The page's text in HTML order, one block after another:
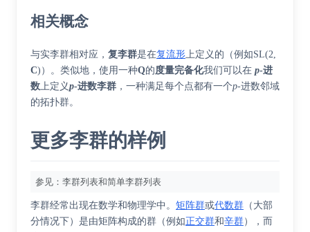
相关概念
与实李群相对应， 复李群是在复流形 上定义的（例如SL(2,
C) ）。类似地，使用一种Q的度量完备化我们可以在 p-进
数 上定义p-进数李群 ，一种满足每个点都有一个p-进数邻域
的拓扑群。
更多李群的样例
参见： 李群列表和简单李群列表
李群经常出现在数学和物理学中。 矩阵群或代数群 （大部
分情况下）是由矩阵构成的群（例如正交群和辛群），而